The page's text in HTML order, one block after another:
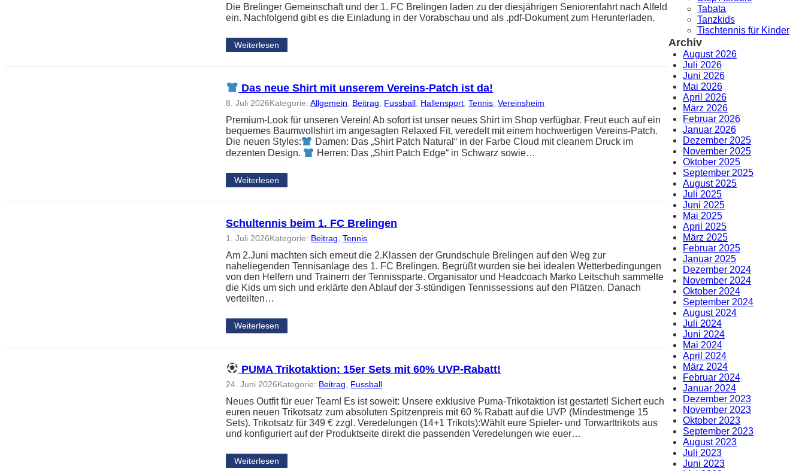
Die Brelinger Gemeinschaft und der 1. FC Brelingen laden zu der diesjährigen Seniorenfahrt nach Alfeld
ein. Nachfolgend gibt es die Einladung in der Vorabschau und als .pdf-Dokument zum Herunterladen.
Weiterlesen
Das neue Shirt mit unserem Vereins-Patch ist da!
8. Juli 2026Kategorie:Allgemein Beitrag Fussball Hallensport , Tennis , Vereinsheim
Premium-Look für unseren Verein! Ab sofort ist unser neues Shirt im Shop verfügbar. Freut euch auf ein
bequemes Baumwollshirt im angesagten Relaxed Fit, veredelt mit einem hochwertigen Vereins-Patch.
Die neuen Styles:
Damen: Das „Shirt Patch Natural“ in der Farbe Cloud mit cleanem Druck im
dezenten Design.
Herren: Das „Shirt Patch Edge“ in Schwarz sowie…
Weiterlesen
Schultennis beim 1. FC Brelingen
1. Juli 2026Kategorie: Beitrag, Tennis
Am 2.Juni machten sich erneut die 2.Klassen der Grundschule Brelingen auf den Weg zur
naheliegenden Tennisanlage des 1. FC Brelingen. Begrüßt wurden sie bei idealen Wetterbedingungen
von den Helfern und Trainern der Tennissparte. Organisator und Headcoach Marko Leitschuh sammelte
die Kids um sich und erklärte den Ablauf der 3-stündigen Tennissessions auf den Plätzen. Danach
verteilten…
Weiterlesen
PUMA Trikotaktion: 15er Sets mit 60% UVP-Rabatt!
24. Juni 2026Kategorie: Beitrag Fussball
Neues Outfit für euer Team! Es ist soweit: Unsere exklusive Puma-Trikotaktion ist gestartet! Sichert euch
euren neuen Trikotsatz zum absoluten Spitzenpreis mit 60 % Rabatt auf die UVP (Mindestmenge 15
Sets). Trikotsatz für 349 € zzgl. Veredelungen (14+1 Trikots):Wählt eure Spieler- und Torwarttrikots aus
und konfiguriert auf der Produktseite direkt die passenden Veredelungen wie euer…
Weiterlesen
Tabata
Tanzkids
Tischtennis für Kinder
Archiv
August 2026
Juli 2026
Juni 2026
Mai 2026
April 2026
März 2026
Februar 2026
Januar 2026
Dezember 2025
November 2025
Oktober 2025
September 2025
August 2025
Juli 2025
Juni 2025
Mai 2025
April 2025
März 2025
Februar 2025
Januar 2025
Dezember 2024
November 2024
Oktober 2024
September 2024
August 2024
Juli 2024
Juni 2024
Mai 2024
April 2024
März 2024
Februar 2024
Januar 2024
Dezember 2023
November 2023
Oktober 2023
September 2023
August 2023
Juli 2023
Juni 2023